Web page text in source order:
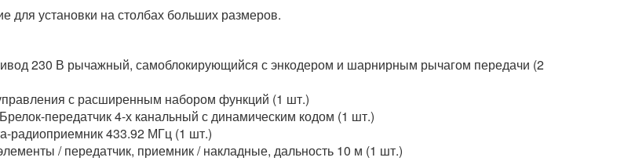
для установки на столбах больших размеров.
230 В рычажный, самоблокирующийся с энкодером и шарнирным рычагом передачи (2
с расширенным набором функций (1 шт.)
передатчик 4-х канальный с динамическим кодом (1 шт.)
радиоприемник 433.92 МГц (1 шт.)
/ передатчик, приемник / накладные, дальность 10 м (1 шт.)